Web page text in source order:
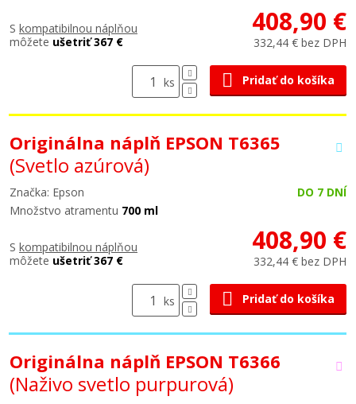
S kompatibilnou náplňou
môžete ušetriť 367 €
408,90 €
332,44 € bez DPH
ks Pridať do košíka
Originálna náplň EPSON T6365
(Svetlo azúrová)
Značka: Epson
DO 7 DNÍ
Množstvo atramentu 700 ml
S kompatibilnou náplňou
môžete ušetriť 367 €
408,90 €
332,44 € bez DPH
ks Pridať do košíka
Originálna náplň EPSON T6366
(Naživo svetlo purpurová)